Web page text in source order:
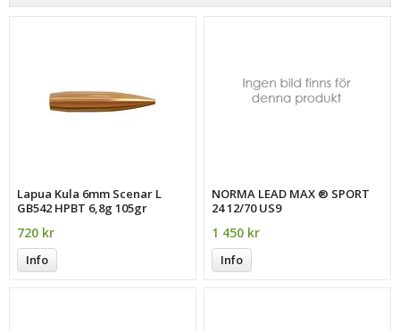
Lapua Kula 6mm Scenar L
GB542 HPBT 6,8g 105gr
720 kr
Info
NORMA LEAD MAX ® SPORT
24 12/70 US9
1 450 kr
Info